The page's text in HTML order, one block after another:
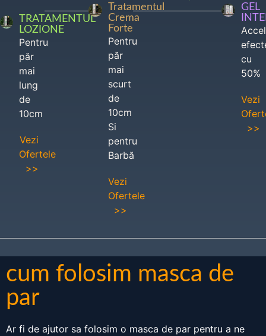
TRATAMENTUL
LOZIONE
Pentru
păr
mai
lung
de
10cm
Vezi
Ofertele
>>
Tratamentul
Crema
Forte
Pentru
păr
mai
scurt
de
10cm
Si
pentru
Barbă
Vezi
Ofertele
>>
GEL
cu
50%
Vezi
>>
cum folosim masca de
par
Ar fi de ajutor sa folosim o masca de par pentru a ne